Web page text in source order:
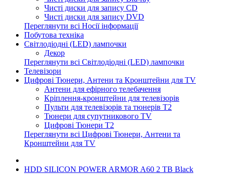
Чисті диски для запису CD
Чисті диски для запису DVD
Переглянути всі Носії інформації
Побутова техніка
Світлодіодні (LED) лампочки
Декор
Переглянути всі Світлодіодні (LED) лампочки
Телевізори
Цифрові Тюнери, Антени та Кронштейни для TV
Антени для ефірного телебачення
Кріплення-кронштейни для телевізорів
Пульти для телевізорів та тюнерів T2
Тюнери для супутникового TV
Цифрові Тюнери T2
Переглянути всі Цифрові Тюнери, Антени та
Кронштейни для TV
HDD SILICON POWER ARMOR A60 2 TB Black